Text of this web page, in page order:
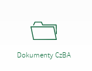
Dokumenty CzBA